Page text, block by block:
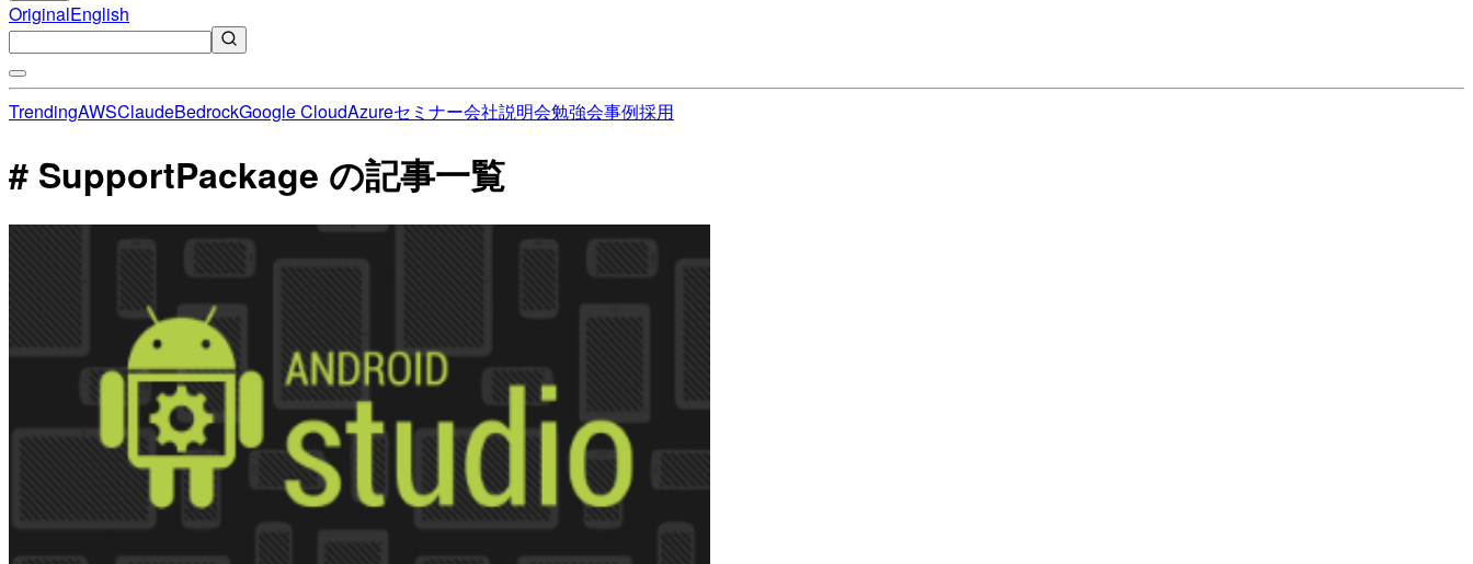
OriginalEnglish
TrendingAWSClaudeBedrockGoogle CloudAzureセミナー会社説明会勉強会事例採用
# SupportPackage の記事一覧